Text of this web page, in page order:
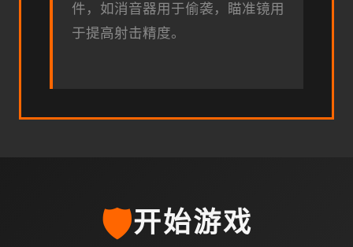
件，如消音器用于偷袭，瞄准镜用
于提高射击精度。
🛡️开始游戏